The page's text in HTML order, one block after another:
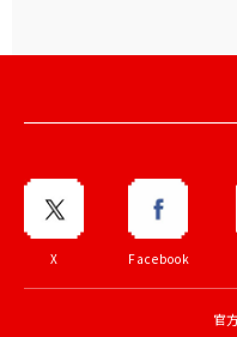
X Facebook
官